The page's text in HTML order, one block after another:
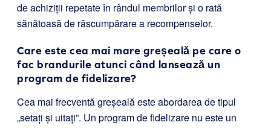
de achiziții repetate în rândul membrilor și o rată
sănătoasă de răscumpărare a recompenselor.
Care este cea mai mare greșeală pe care o
fac brandurile atunci când lansează un
program de fidelizare?
Cea mai frecventă greșeală este abordarea de tipul
„setați și uitați”. Un program de fidelizare nu este un